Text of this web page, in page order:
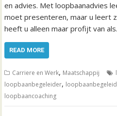
en advies. Met loopbaanadvies
moet presenteren, maar u leert
heeft u alleen maar profijt van
READ MORE
Carriere en Werk, Maatschappij
loopbaanbegeleider,
loopbaancoaching